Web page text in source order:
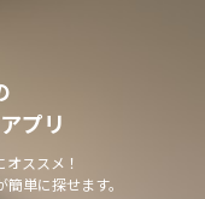
プリ
ススメ！
単に探せます。